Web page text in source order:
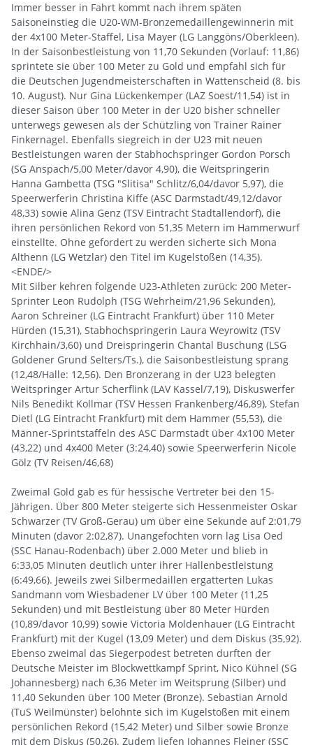
Immer besser in Fahrt kommt nach ihrem späten
Saisoneinstieg die U20-WM-Bronzemedaillengewinnerin mit
der 4x100 Meter-Staffel, Lisa Mayer (LG Langgöns/Oberkleen).
In der Saisonbestleistung von 11,70 Sekunden (Vorlauf: 11,86)
sprintete sie über 100 Meter zu Gold und empfahl sich für
die Deutschen Jugendmeisterschaften in Wattenscheid (8. bis
10. August). Nur Gina Lückenkemper (LAZ Soest/11,54) ist in
dieser Saison über 100 Meter in der U20 bisher schneller
unterwegs gewesen als der Schützling von Trainer Rainer
Finkernagel. Ebenfalls siegreich in der U23 mit neuen
Bestleistungen waren der Stabhochspringer Gordon Porsch
(SG Anspach/5,00 Meter/davor 4,90), die Weitspringerin
Hanna Gambetta (TSG "Slitisa" Schlitz/6,04/davor 5,97), die
Speerwerferin Christina Kiffe (ASC Darmstadt/49,12/davor
48,33) sowie Alina Genz (TSV Eintracht Stadtallendorf), die
ihren persönlichen Rekord von 51,35 Metern im Hammerwurf
einstellte. Ohne gefordert zu werden sicherte sich Mona
Althenn (LG Wetzlar) den Titel im Kugelstoßen (14,35).
<ENDE/>
Mit Silber kehren folgende U23-Athleten zurück: 200 Meter-
Sprinter Leon Rudolph (TSG Wehrheim/21,96 Sekunden),
Aaron Schreiner (LG Eintracht Frankfurt) über 110 Meter
Hürden (15,31), Stabhochspringerin Laura Weyrowitz (TSV
Kirchhain/3,60) und Dreispringerin Chantal Buschung (LSG
Goldener Grund Selters/Ts.), die Saisonbestleistung sprang
(12,48/Halle: 12,56). Den Bronzerang in der U23 belegten
Weitspringer Artur Scherflink (LAV Kassel/7,19), Diskuswerfer
Nils Benedikt Kollmar (TSV Hessen Frankenberg/46,89), Stefan
Dietl (LG Eintracht Frankfurt) mit dem Hammer (55,53), die
Männer-Sprintstaffeln des ASC Darmstadt über 4x100 Meter
(43,22) und 4x400 Meter (3:24,40) sowie Speerwerferin Nicole
Gölz (TV Reisen/46,68)
Zweimal Gold gab es für hessische Vertreter bei den 15-
Jährigen. Über 800 Meter steigerte sich Hessenmeister Oskar
Schwarzer (TV Groß-Gerau) um über eine Sekunde auf 2:01,79
Minuten (davor 2:02,87). Unangefochten vorn lag Lisa Oed
(SSC Hanau-Rodenbach) über 2.000 Meter und blieb in
6:33,05 Minuten deutlich unter ihrer Hallenbestleistung
(6:49,66). Jeweils zwei Silbermedaillen ergatterten Lukas
Sandmann vom Wiesbadener LV über 100 Meter (11,25
Sekunden) und mit Bestleistung über 80 Meter Hürden
(10,89/davor 10,99) sowie Victoria Moldenhauer (LG Eintracht
Frankfurt) mit der Kugel (13,09 Meter) und dem Diskus (35,92).
Ebenso zweimal das Siegerpodest betreten durften der
Deutsche Meister im Blockwettkampf Sprint, Nico Kühnel (SG
Johannesberg) nach 6,36 Meter im Weitsprung (Silber) und
11,40 Sekunden über 100 Meter (Bronze). Sebastian Arnold
(TuS Weilmünster) belohnte sich im Kugelstoßen mit einem
persönlichen Rekord (15,42 Meter) und Silber sowie Bronze
mit dem Diskus (50,26). Zudem liefen Johannes Fleiner (SSC